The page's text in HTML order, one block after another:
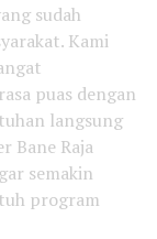
sudah
Kami
puas dengan
langsung
Bane Raja
semakin
program